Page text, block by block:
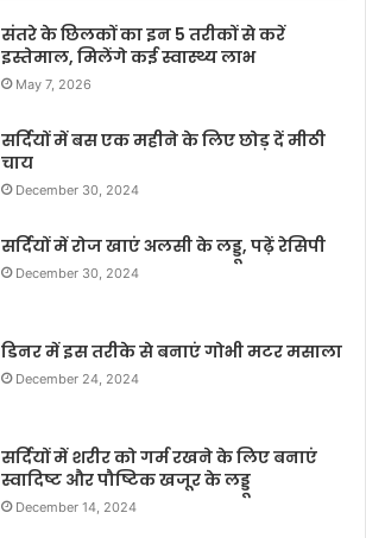
संतरे के छिलकों का इन 5 तरीकों से करें
इस्तेमाल, मिलेंगे कई स्वास्थ्य लाभ
May 7, 2026
सर्दियों में बस एक महीने के लिए छोड़ दें मीठी
चाय
December 30, 2024
सर्दियों में रोज खाएं अलसी के लड्डू, पढ़ें रेसिपी
December 30, 2024
डिनर में इस तरीके से बनाएं गोभी मटर मसाला
December 24, 2024
सर्दियों में शरीर को गर्म रखने के लिए बनाएं
स्वादिष्ट और पौष्टिक खजूर के लड्डू
December 14, 2024